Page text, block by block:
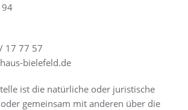
94
17 77 57
bielefeld.de
ist die natürliche oder juristische
gemeinsam mit anderen über die